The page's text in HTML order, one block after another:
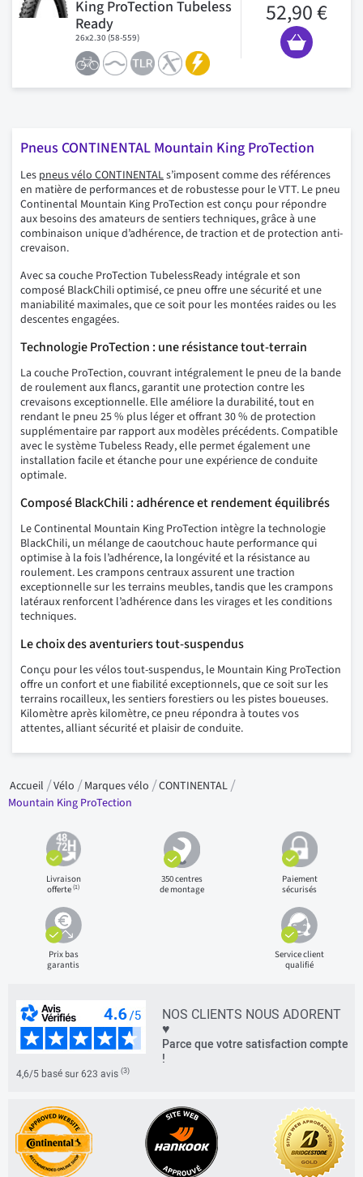
King ProTection Tubeless
Ready
26x2.30 (58-559)
52,90 €
Pneus CONTINENTAL Mountain King ProTection
Les pneus vélo CONTINENTALs’imposent comme des références
en matière de performances et de robustesse pour le VTT. Le pneu
Continental Mountain King ProTection est conçu pour répondre
aux besoins des amateurs de sentiers techniques, grâce à une
combinaison unique d’adhérence, de traction et de protection anti-
crevaison.
Avec sa couche ProTection TubelessReady intégrale et son
composé BlackChili optimisé, ce pneu offre une sécurité et une
maniabilité maximales, que ce soit pour les montées raides ou les
descentes engagées.
Technologie ProTection : une résistance tout-terrain
La couche ProTection, couvrant intégralement le pneu de la bande
de roulement aux flancs, garantit une protection contre les
crevaisons exceptionnelle. Elle améliore la durabilité, tout en
rendant le pneu 25 % plus léger et offrant 30 % de protection
supplémentaire par rapport aux modèles précédents. Compatible
avec le système Tubeless Ready, elle permet également une
installation facile et étanche pour une expérience de conduite
optimale.
Composé BlackChili : adhérence et rendement équilibrés
Le Continental Mountain King ProTection intègre la technologie
BlackChili, un mélange de caoutchouc haute performance qui
optimise à la fois l’adhérence, la longévité et la résistance au
roulement. Les crampons centraux assurent une traction
exceptionnelle sur les terrains meubles, tandis que les crampons
latéraux renforcent l’adhérence dans les virages et les conditions
techniques.
Le choix des aventuriers tout-suspendus
Conçu pour les vélos tout-suspendus, le Mountain King ProTection
offre un confort et une fiabilité exceptionnels, que ce soit sur les
terrains rocailleux, les sentiers forestiers ou les pistes boueuses.
Kilomètre après kilomètre, ce pneu répondra à toutes vos
attentes, alliant sécurité et plaisir de conduite.
Accueil Vélo Marques vélo
CONTINENTAL
Mountain King ProTection
Livraison
offerte(1)
350 centres
de montage
Paiement
sécurisés
Prix bas
garantis
Service client
qualifié
NOS CLIENTS NOUS ADORENT
♥
Parce que votre satisfaction compte
!
4,6/5 basé sur 623 avis (3)